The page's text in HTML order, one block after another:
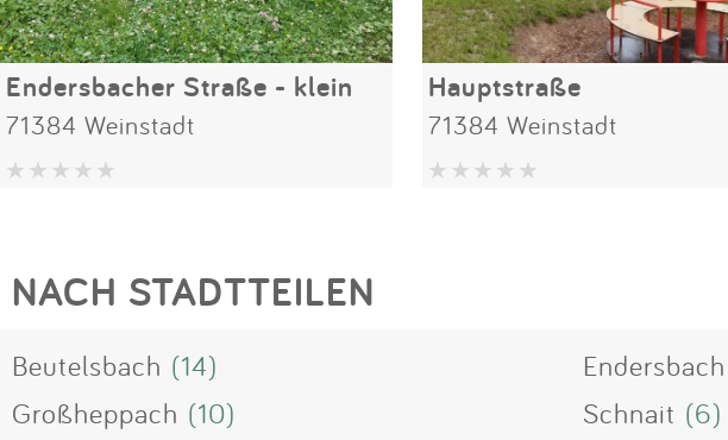
Endersbacher Straße - klein
71384 Weinstadt
Hauptstraße
71384 Weinstadt
NACH STADTTEILEN
Beutelsbach (14) Endersbach
Großheppach (10) Schnait (6)